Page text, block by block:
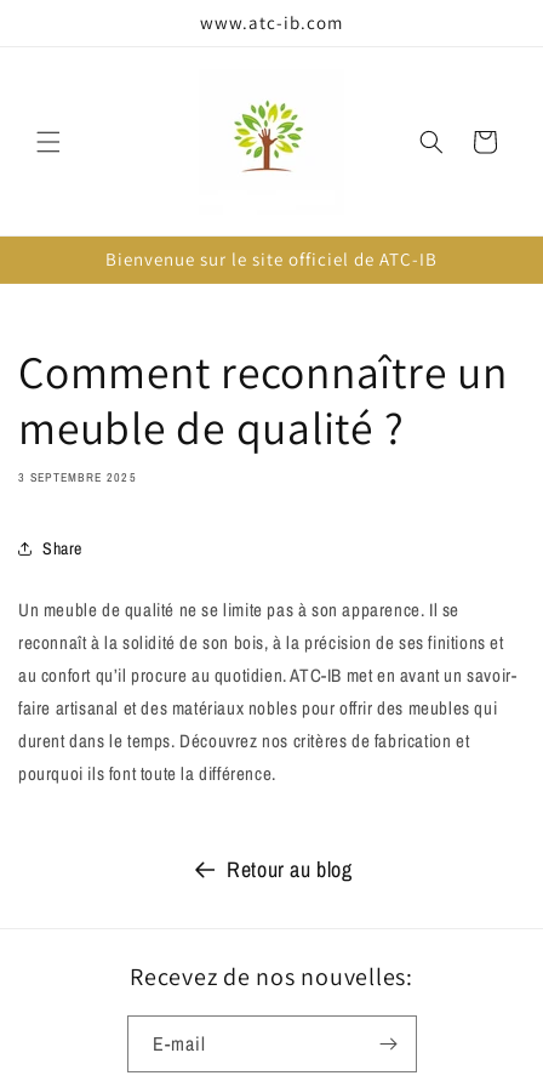
www.atc-ib.com
Panier
Bienvenue sur le site officiel de ATC-IB
Comment reconnaître un
meuble de qualité ?
3 SEPTEMBRE 2025
Share
Un meuble de qualité ne se limite pas à son apparence. Il se
reconnaît à la solidité de son bois, à la précision de ses finitions et
au confort qu’il procure au quotidien. ATC-IB met en avant un savoir-
faire artisanal et des matériaux nobles pour offrir des meubles qui
durent dans le temps. Découvrez nos critères de fabrication et
pourquoi ils font toute la différence.
Retour au blog
Recevez de nos nouvelles:
E-mail